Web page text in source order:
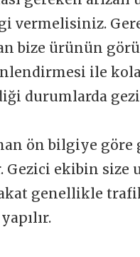
vermelisiniz.
bize ürünün
ile
durumlarda
ön bilgiye göre
ekibin size
genellikle